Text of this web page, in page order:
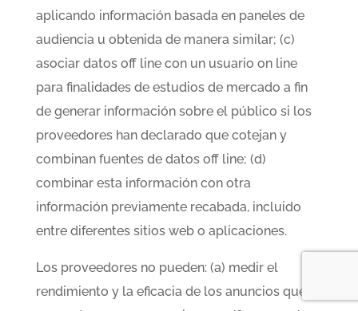
aplicando información basada en paneles de
audiencia u obtenida de manera similar; (c)
asociar datos off line con un usuario on line
para finalidades de estudios de mercado a fin
de generar información sobre el público si los
proveedores han declarado que cotejan y
combinan fuentes de datos off line; (d)
combinar esta información con otra
información previamente recabada, incluido
entre diferentes sitios web o aplicaciones.
Los proveedores no pueden: (a) medir el
rendimiento y la eficacia de los anuncios que